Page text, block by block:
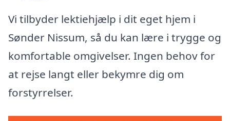
Vi tilbyder lektiehjælp i dit eget hjem i
Sønder Nissum, så du kan lære i trygge og
komfortable omgivelser. Ingen behov for
at rejse langt eller bekymre dig om
forstyrrelser.